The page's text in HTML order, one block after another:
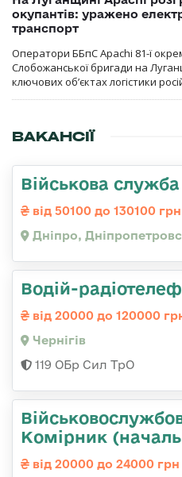
окупантів: уражено
транспорт
Оператори ББпС Apachi 81-ї
Слобожанської бригади на
ключових об’єктах логістики
ВАКАНСІЇ
Військова служба
від 50100 до 130100 грн
Дніпро,
Водій-
від 20000 до 120000
Чернігів
119 ОБр Сил ТрО
Комірник
від 20000 до 24000 грн